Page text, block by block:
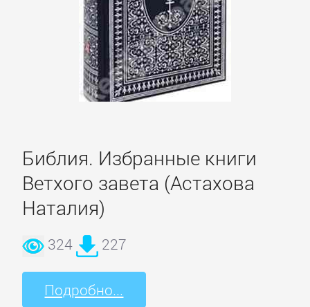
Библия. Избранные книги
Ветхого завета (Астахова
Наталия)
324 227
Подробно...